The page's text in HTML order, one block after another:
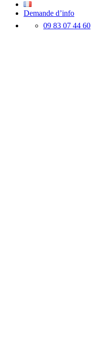
Demande d’info
09 83 07 44 60